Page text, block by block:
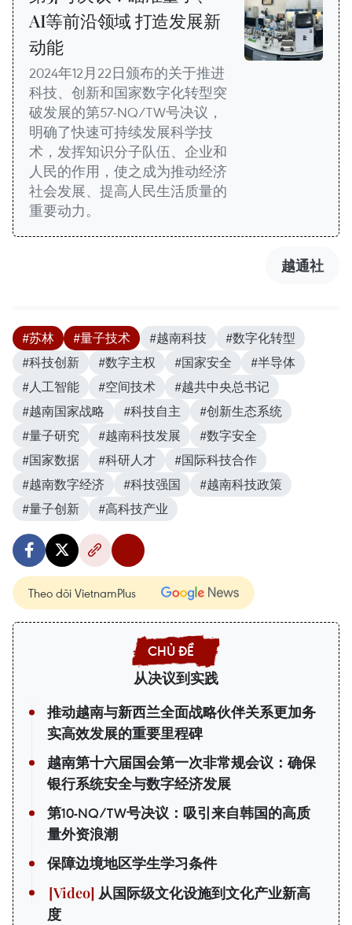
AI等前沿领域 打造发展新
动能
2024年12月22日颁布的关于推进
科技、创新和国家数字化转型突
破发展的第57-NQ/TW号决议，
明确了快速可持续发展科学技
术，发挥知识分子队伍、企业和
人民的作用，使之成为推动经济
社会发展、提高人民生活质量的
重要动力。
越通社
#苏林 #量子技术 #越南科技
#数字化转型
#科技创新
#数字主权 #国家安全
#半导体
#人工智能
#空间技术
#越共中央总书记
#越南国家战略
#科技自主
#创新生态系统
#量子研究
#越南科技发展
#数字安全
#国家数据
#科研人才
#国际科技合作
#越南数字经济
#科技强国
#越南科技政策
#量子创新
#高科技产业
Theo dõi VietnamPlus
从决议到实践
推动越南与新西兰全面战略伙伴关系更加务
实高效发展的重要里程碑
越南第十六届国会第一次非常规会议：确保
银行系统安全与数字经济发展
第10-NQ/TW号决议：吸引来自韩国的高质
量外资浪潮
保障边境地区学生学习条件
从国际级文化设施到文化产业新高
度